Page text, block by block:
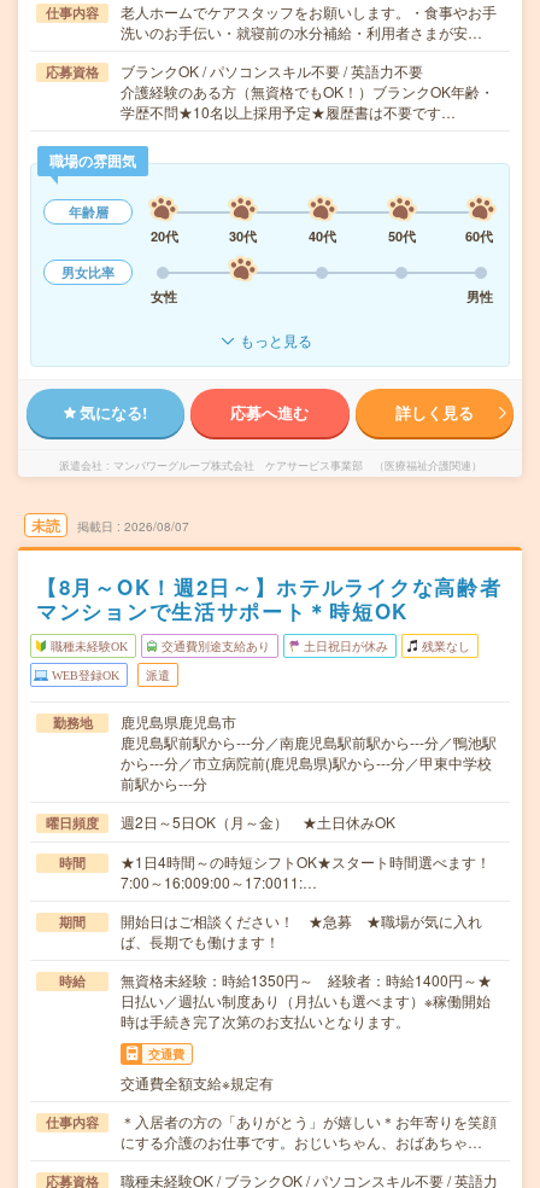
仕事内容
老人ホームでケアスタッフをお願いします。・食事やお手
洗いのお手伝い・就寝前の水分補給・利用者さまが安…
応募資格
ブランクOK / パソコンスキル不要 / 英語力不要
介護経験のある方（無資格でもOK！）ブランクOK年齢・
学歴不問★10名以上採用予定★履歴書は不要です…
職場の雰囲気
年齢層
20代
30代 40代 50代
60代
男女比率
女性
男性
もっと見る
気になる! 応募へ進む 詳しく見る
派遣会社 マンパワーグループ株式会社 ケアサービス事業部 （医療福祉介護関連）
未読 掲載日 2026/08/07
【8月～OK！週2日～】ホテルライクな高齢者
マンションで生活サポート＊時短OK
職種未経験OK 交通費別途支給あり 土日祝日が休み 残業なし
WEB登録OK 派遣
勤務地
鹿児島県鹿児島市
鹿児島駅前駅から---分／南鹿児島駅前駅から---分／鴨池駅
から---分／市立病院前(鹿児島県)駅から---分／甲東中学校
前駅から---分
曜日頻度 週2日～5日OK（月～金） ★土日休みOK
時間
★1日4時間～の時短シフトOK★スタート時間選べます！
7:00～16:009:00～17:0011:…
期間
開始日はご相談ください！ ★急募 ★職場が気に入れ
ば、長期でも働けます！
時給
無資格未経験：時給1350円～ 経験者：時給1400円～★
日払い／週払い制度あり（月払いも選べます）※稼働開始
時は手続き完了次第のお支払いとなります。
交通費
交通費全額支給※規定有
仕事内容
＊入居者の方の「ありがとう」が嬉しい＊お年寄りを笑顔
にする介護のお仕事です。おじいちゃん、おばあちゃ…
応募資格 職種未経験OK / ブランクOK / パソコンスキル不要 / 英語力